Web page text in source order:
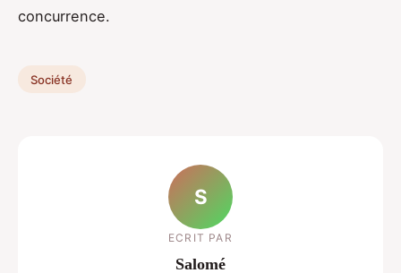
concurrence.
Société
S
ECRIT PAR
Salomé